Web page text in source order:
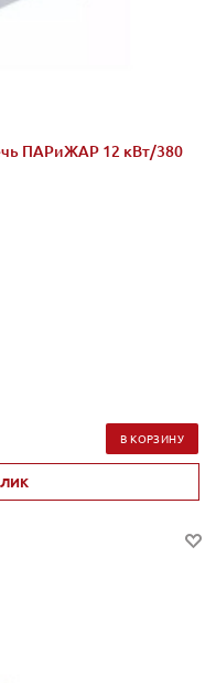
ПАРиЖАР 12 кВт/380
В КОРЗИНУ